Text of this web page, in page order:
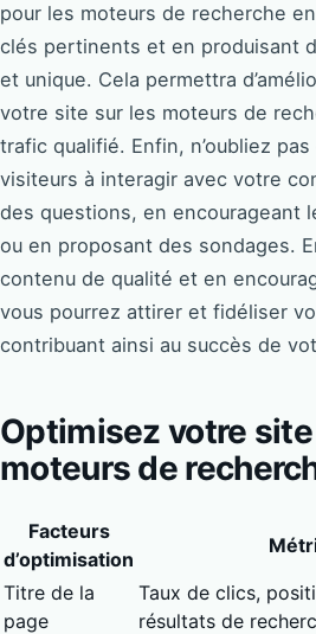
pour les moteurs de recherche
clés pertinents et en produisant
et unique. Cela permettra
votre site sur les moteurs de
trafic qualifié. Enfin, n’oubliez pas
visiteurs à interagir avec votre
des questions, en encourageant
ou en proposant des sondages.
contenu de qualité et en
vous pourrez attirer et fidéliser
contribuant ainsi au succès de
Optimisez votre
moteurs de
Facteurs
d’optimisation
Titre de la
page
Taux de clics,
résultats de